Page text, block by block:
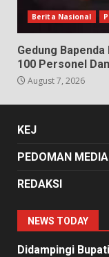
Berita Nasional
Gedung
100 Personel
August 7, 2026
KEJ
PEDOMAN
REDAKSI
NEWS TODAY
Didampingi